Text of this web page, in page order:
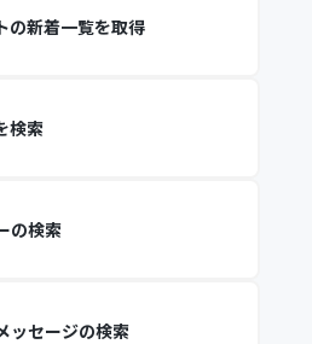
の新着一覧を取得
検索
の検索
ッセージの検索